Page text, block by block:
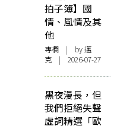
拍子簿】國
情、風情及其
他
專欄 | by邁
克 | 2026-07-27
黑夜漫長，但
我們拒絕失聲
虛詞精選「歐